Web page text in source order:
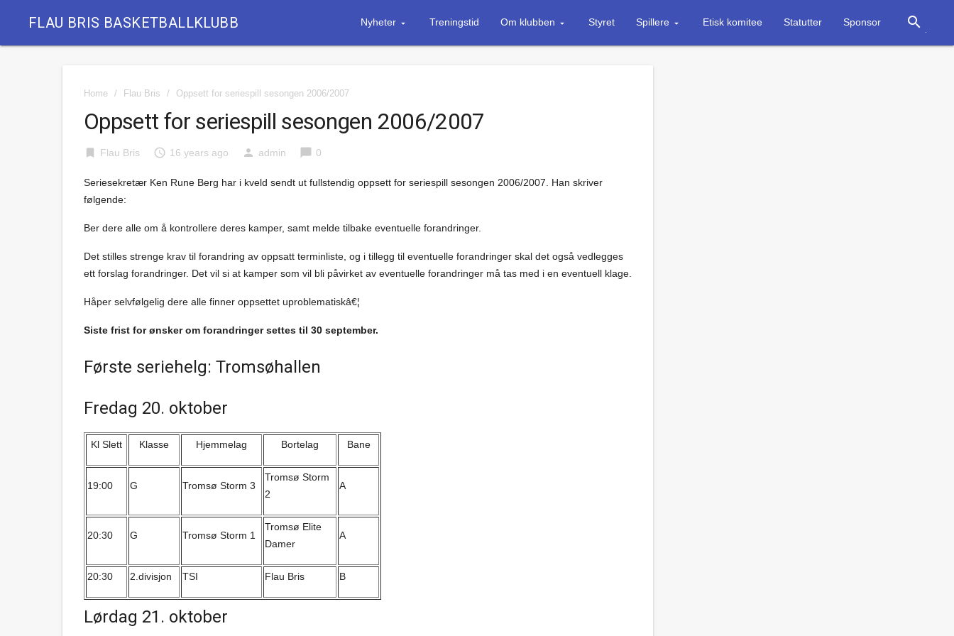
FLAU BRIS BASKETBALLKLUBB Nyheter Treningstid Om klubben Styret Spillere Etisk komitee Statutter Sponsor search
Home / Flau Bris / Oppsett for seriespill sesongen 2006/2007
Oppsett for seriespill sesongen 2006/2007
bookmark Flau Bris access_time 16 years ago person admin chat_bubble 0
Seriesekretær Ken Rune Berg har i kveld sendt ut fullstendig oppsett for seriespill sesongen 2006/2007. Han skriver
følgende:
Ber dere alle om å kontrollere deres kamper, samt melde tilbake eventuelle forandringer.
Det stilles strenge krav til forandring av oppsatt terminliste, og i tillegg til eventuelle forandringer skal det også vedlegges
ett forslag forandringer. Det vil si at kamper som vil bli påvirket av eventuelle forandringer må tas med i en eventuell klage.
Håper selvfølgelig dere alle finner oppsettet uproblematiskâ€¦
Siste frist for ønsker om forandringer settes til 30 september.
Første seriehelg: Tromsøhallen
Fredag 20. oktober
Kl Slett Klasse Hjemmelag Bortelag Bane
19:00 G Tromsø Storm 3
Tromsø Storm
2
A
20:30 G Tromsø Storm 1
Tromsø Elite
Damer
A
20:30 2.divisjon TSI Flau Bris B
Lørdag 21. oktober